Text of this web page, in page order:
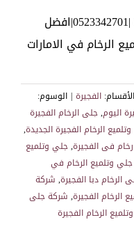
شركة جلى وتلميع الرخام الفجيرة |0523342701|افضل
الرخام في الامارات
الأقسام: الفجيرة | الوسوم:
اليوم,جلى الرخام الفجيرة
الرخام الفجيرة الجديدة,
فى الفجيرة,جلي وتلميع
جلي وتلميع الرخام في
الرخام دبا الفجيرة, شركة
الرخام الفجيرة, شركة جلى
الرخام الفجيرة